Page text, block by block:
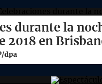
durante la
2018 en
dpa